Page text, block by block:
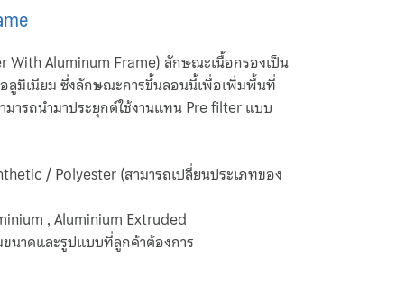
With Aluminum Frame) ลักษณะเนื้อกรองเป็น
อลูมิเนียม ซึ่งลักษณะการขึ้นลอนนี้เพื่อเพิ่มพื้นที่
มารถนำมาประยุกต์ใช้งานแทน Pre filter แบบ
/ Polyester (สามารถเปลี่ยนประเภทของ
, Aluminium Extruded
ขนาดและรูปแบบที่ลูกค้าต้องการ